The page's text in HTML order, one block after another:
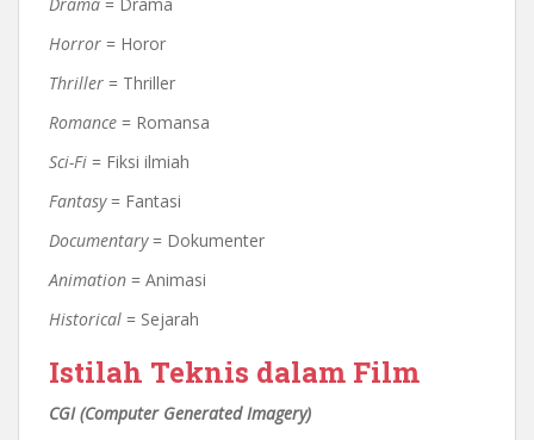
Horror = Horor
Thriller = Thriller
Romance = Romansa
Sci-Fi = Fiksi ilmiah
Fantasy= Fantasi
Documentary= Dokumenter
Animation = Animasi
Historical = Sejarah
Istilah Teknis dalam Film
CGI (Computer Generated Imagery)